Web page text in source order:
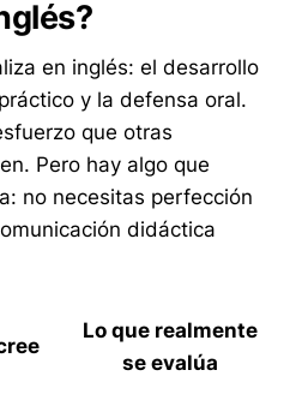
en inglés: el desarrollo
y la defensa oral.
que otras
Pero hay algo que
no necesitas perfección
didáctica
Lo que realmente
se evalúa